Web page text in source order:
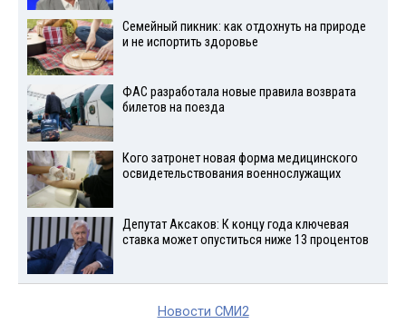
Семейный пикник: как отдохнуть на природе
и не испортить здоровье
ФАС разработала новые правила возврата
билетов на поезда
Кого затронет новая форма медицинского
освидетельствования военнослужащих
Депутат Аксаков: К концу года ключевая
ставка может опуститься ниже 13 процентов
Новости СМИ2